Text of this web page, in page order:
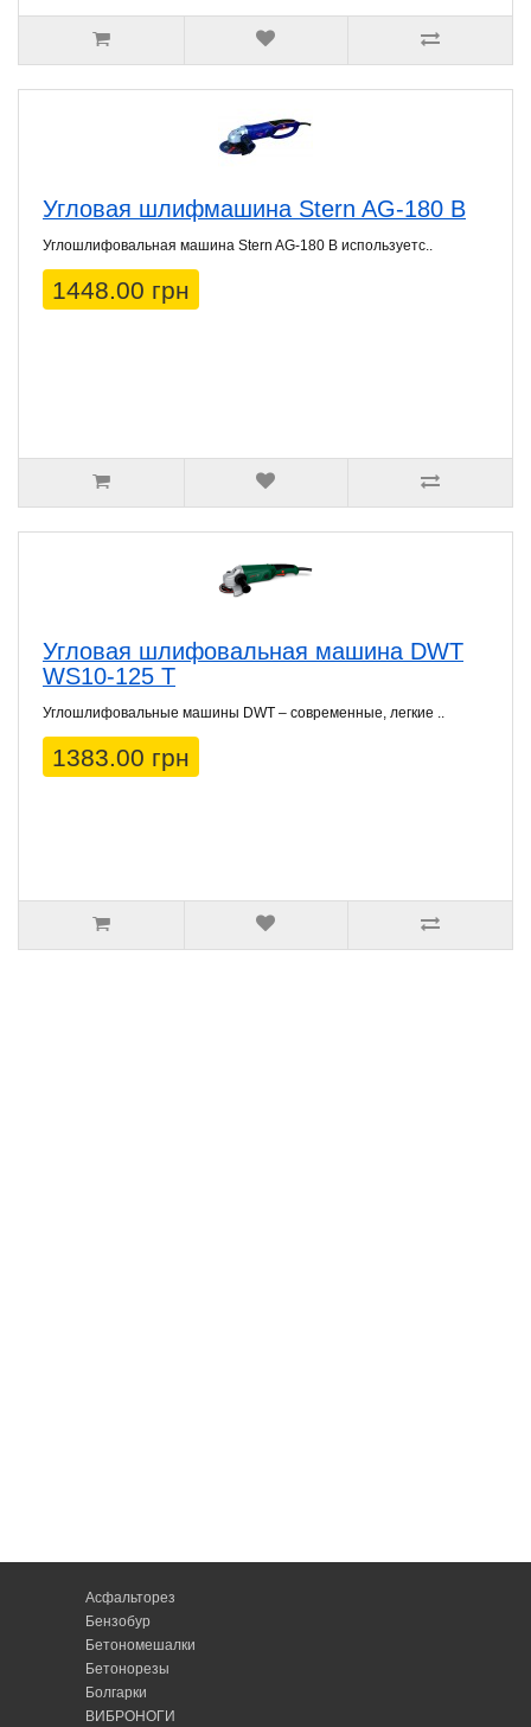
Угловая шлифмашина Stern AG-180 B
Углошлифовальная машина Stern AG-180 B используетс..
1448.00 грн
Угловая шлифовальная машина DWT
WS10-125 T
Углошлифовальные машины DWT – современные, легкие ..
1383.00 грн
Асфальторез
Бензобур
Бетономешалки
Бетонорезы
Болгарки
ВИБРОНОГИ